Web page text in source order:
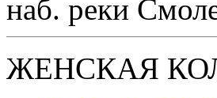
наб. реки
ЖЕНСКАЯ